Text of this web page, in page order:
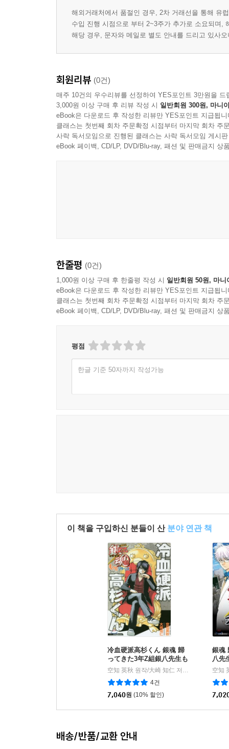
해외거래처에서 품절인 경우, 2차 거래선을 통해 유
수입 진행 시점으로 부터 2~3주가 추가로 소요되며,
해당 경우, 문자와 메일로 별도 안내를 드리고 있사
회원리뷰 (0건)
매주 10건의 우수리뷰를 선정하여 YES포인트 3만원을 드
3,000원 이상 구매 후 리뷰 작성 시 일반회원 300원, 마니
eBook은 다운로드 후 작성한 리뷰만 YES포인트 지급됩니
클래스는 첫번째 회차 주문확정 시점부터 마지막 회차 주
사락 독서모임으로 진행된 클래스는 사락 독서모임 게시
eBook 페이백, CD/LP, DVD/Blu-ray, 패션 및 판매금지 상
한줄평 (0건)
1,000원 이상 구매 후 한줄평 작성 시 일반회원 50원, 마니
eBook은 다운로드 후 작성한 리뷰만 YES포인트 지급됩니
클래스는 첫번째 회차 주문확정 시점부터 마지막 회차 주
eBook 페이백, CD/LP, DVD/Blu-ray, 패션 및 판매금지 상
평점
한글 기준 50자까지 작성가능
이 책을 구입하신 분들이 산 분야 연관 책
冷血硬派高杉くん 銀魂 歸
ってきた3年Z組銀八先生も
っとリタ-ンズ
空知 英秋 원작/大崎 知仁 저
| 集英社
4건
7,040원 (10% 할인)
銀魂
八先
愛し
空知
배송/반품/교환 안내